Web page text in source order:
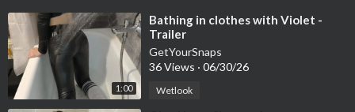
YouTube-előnézet:https://youtu.be/VE0aFtGLpN8
Jelenleg több mint 780 wetlook videót kínálunk platformjainko
n, és most 50% KEDVEZMÉNYT kaphatsz meg mindegyikhez! A
1:00
⁣Bathing in clothes with Violet -
Trailer
GetYourSnaps
36 Views · 06/30/26
Wetlook